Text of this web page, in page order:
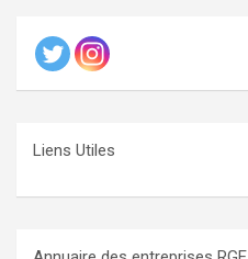
Liens Utiles